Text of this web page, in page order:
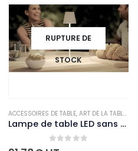
NON-PALETTISABLE
RUPTURE DE
STOCK
ACCESSOIRES DE TABLE, ART DE LA TABLE ,
Lampe de table LED sans fil blanche à intensité variable Securit Feline avec câble de chargement magnétique